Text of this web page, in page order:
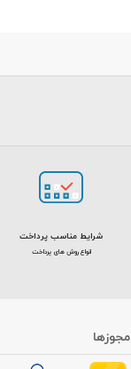
شرایط مناسب پرداخت
انواع روش های پرداخت
مجوزها